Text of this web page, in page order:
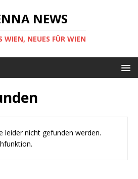
NEWS
WIEN, NEUES FÜR WIEN
leider nicht gefunden werden.